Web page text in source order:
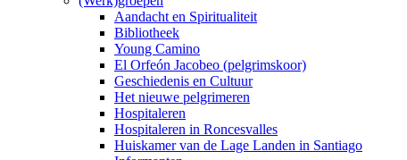
Aandacht en Spiritualiteit
Bibliotheek
Young Camino
El Orfeón Jacobeo (pelgrimskoor)
Geschiedenis en Cultuur
Het nieuwe pelgrimeren
Hospitaleren
Hospitaleren in Roncesvalles
Huiskamer van de Lage Landen in Santiago